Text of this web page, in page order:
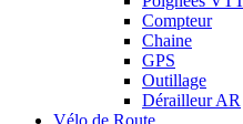
Compteur
Chaine
GPS
Outillage
Dérailleur AR
Vélo de Route